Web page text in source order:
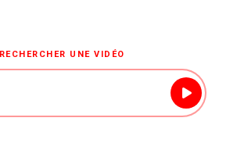
RECHERCHER UNE VIDÉO